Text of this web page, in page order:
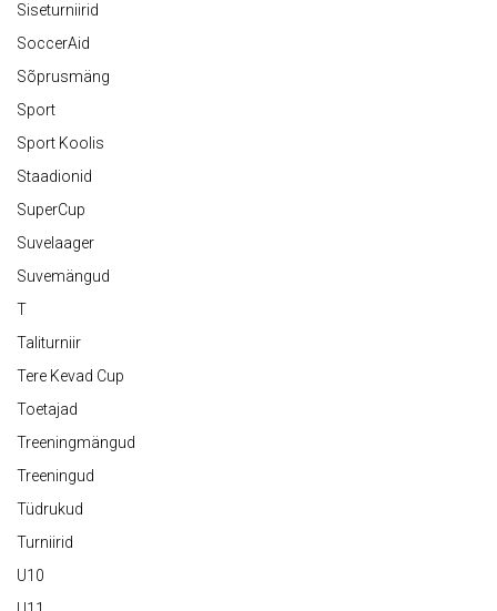
Siseturniirid
SoccerAid
Sõprusmäng
Sport
Sport Koolis
Staadionid
SuperCup
Suvelaager
Suvemängud
T
Taliturniir
Tere Kevad Cup
Toetajad
Treeningmängud
Treeningud
Tüdrukud
Turniirid
U10